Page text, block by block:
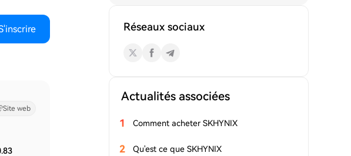
Site web
Réseaux sociaux
Actualités associées
1 Comment acheter SKHYNIX
2 Qu'est ce que SKHYNIX